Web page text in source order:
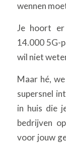
wennen
Je hoort
14.000 5G-
wil niet
Maar hé,
supersnel
in huis die
bedrijven
voor jouw